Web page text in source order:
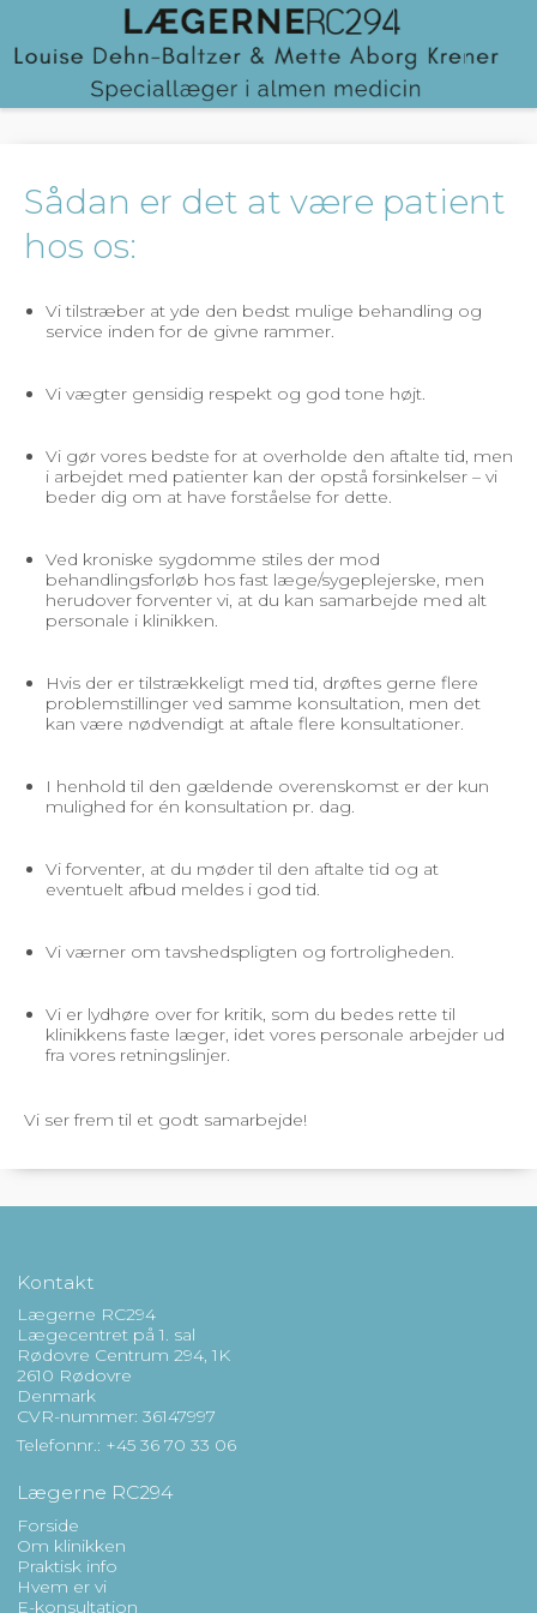
Sådan er det at være patient
hos os:
Vi tilstræber at yde den bedst mulige behandling og
service inden for de givne rammer.
Vi vægter gensidig respekt og god tone højt.
Vi gør vores bedste for at overholde den aftalte tid, men
i arbejdet med patienter kan der opstå forsinkelser – vi
beder dig om at have forståelse for dette.
Ved kroniske sygdomme stiles der mod
behandlingsforløb hos fast læge/sygeplejerske, men
herudover forventer vi, at du kan samarbejde med alt
personale i klinikken.
Hvis der er tilstrækkeligt med tid, drøftes gerne flere
problemstillinger ved samme konsultation, men det
kan være nødvendigt at aftale flere konsultationer.
I henhold til den gældende overenskomst er der kun
mulighed for én konsultation pr. dag.
Vi forventer, at du møder til den aftalte tid og at
eventuelt afbud meldes i god tid.
Vi værner om tavshedspligten og fortroligheden.
Vi er lydhøre over for kritik, som du bedes rette til
klinikkens faste læger, idet vores personale arbejder ud
fra vores retningslinjer.
Vi ser frem til et godt samarbejde!
Kontakt
Lægerne RC294
Lægecentret på 1. sal
Rødovre Centrum 294, 1K
2610 Rødovre
Denmark
CVR-nummer: 36147997
Telefonnr.: +45 36 70 33 06
Lægerne RC294
Forside
Om klinikken
Praktisk info
Hvem er vi
E-konsultation